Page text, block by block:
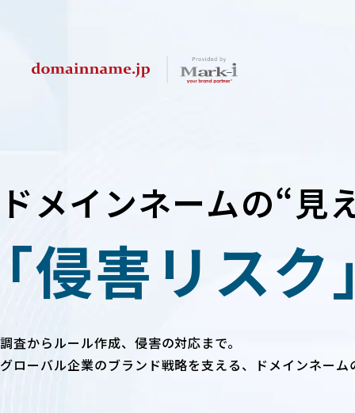
ドメインネームの“見
侵害リスク
調査からルール作成、侵害の対応まで。
グローバル企業のブランド戦略を支える、
ドメインネー